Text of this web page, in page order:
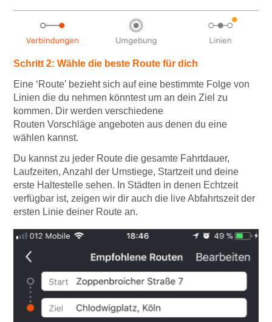
Schritt 2: Wähle die beste Route für dich
Eine ‘Route’ bezieht sich auf eine bestimmte Folge von
Linien die du nehmen könntest um an dein Ziel zu
kommen. Dir werden verschiedene
Routen Vorschläge angeboten aus denen du eine
wählen kannst.
Du kannst zu jeder Route die gesamte Fahrtdauer,
Laufzeiten, Anzahl der Umstiege, Startzeit und deine
erste Haltestelle sehen. In Städten in denen Echtzeit
verfügbar ist, zeigen wir dir auch die live Abfahrtszeit der
ersten Linie deiner Route an.